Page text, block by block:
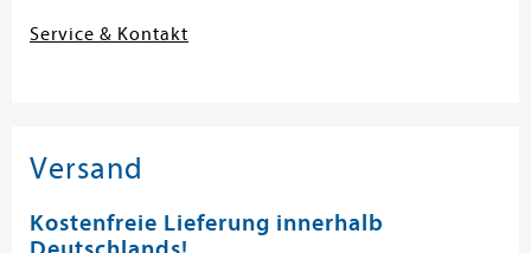
Service & Kontakt
Versand
Kostenfreie Lieferung innerhalb